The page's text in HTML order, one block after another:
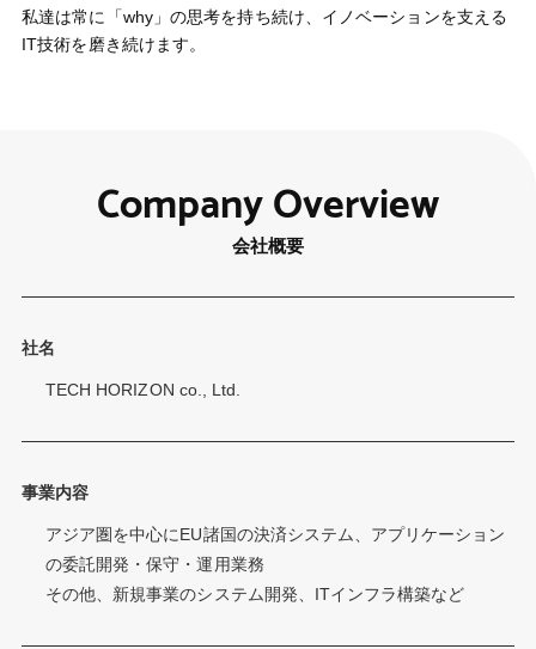
私達は常に「why」の思考を持ち続け、イノベーションを支える
IT技術を磨き続けます。
Company Overview
会社概要
社名
TECH HORIZON co., Ltd.
事業内容
アジア圏を中心にEU諸国の決済システム、アプリケーション
の委託開発・保守・運用業務
その他、新規事業のシステム開発、ITインフラ構築など